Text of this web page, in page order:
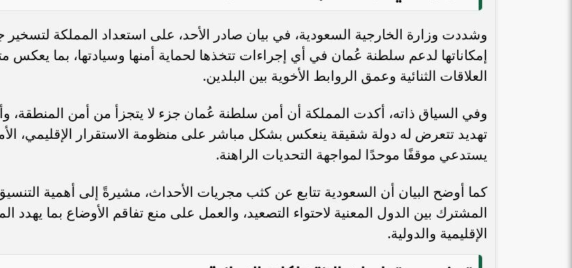
وشددت وزارة الخارجية السعودية، في بيان صادر الأحد، على استعداد المملكة لتسخير
إمكاناتها لدعم سلطنة عُمان في أي إجراءات تتخذها لحماية أمنها وسيادتها، بما يعكس
العلاقات الثنائية وعمق الروابط الأخوية بين البلدين.
وفي السياق ذاته، أكدت المملكة أن أمن سلطنة عُمان جزء لا يتجزأ من أمن المنطقة،
تهديد تتعرض له دولة شقيقة ينعكس بشكل مباشر على منظومة الاستقرار الإقليمي،
يستدعي موقفًا موحدًا لمواجهة التحديات الراهنة.
كما أوضح البيان أن السعودية تتابع عن كثب مجريات الأحداث، مشيرةً إلى أهمية
المشترك بين الدول المعنية لاحتواء التصعيد، والعمل على منع تفاقم الأوضاع بما يهدد
الإقليمية والدولية.
المهندسة بيان حلوم لـ«طموح»: تأهيل
المرأة وتعزيز مبادئها ورفع استحقاقها